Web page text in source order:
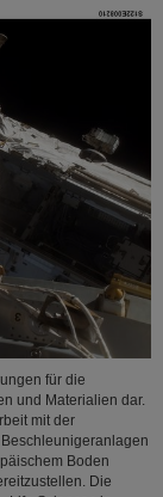
für die
und Materialien dar.
mit der
Boden
Die